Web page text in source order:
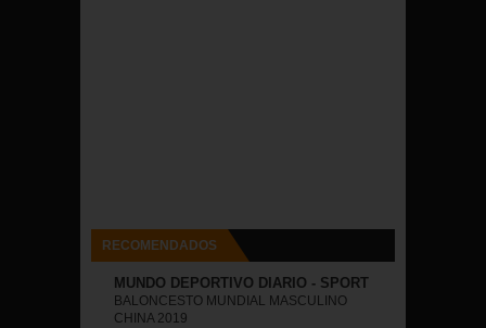
RECOMENDADOS
MUNDO DEPORTIVO DIARIO - SPORT
BALONCESTO MUNDIAL MASCULINO
CHINA 2019